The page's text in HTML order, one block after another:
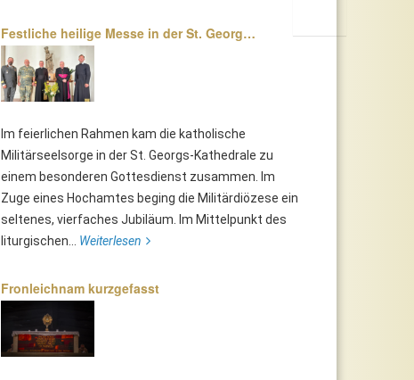
Festliche heilige Messe in der St. Georg…
Im feierlichen Rahmen kam die katholische
Militärseelsorge in der St. Georgs-Kathedrale zu
einem besonderen Gottesdienst zusammen. Im
Zuge eines Hochamtes beging die Militärdiözese ein
seltenes, vierfaches Jubiläum. Im Mittelpunkt des
liturgischen... Weiterlesen
Fronleichnam kurzgefasst